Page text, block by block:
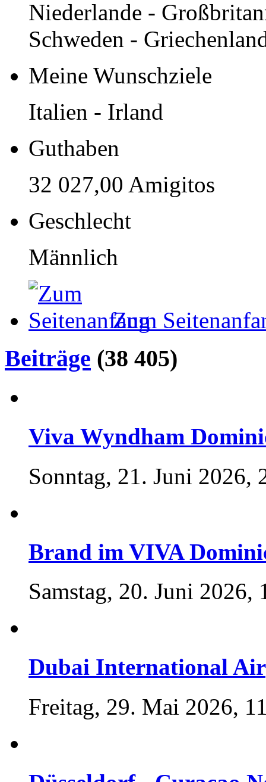
Niederlande -
Schweden -
Meine Wunschziele
Italien - Irland
Guthaben
32 027,00 Amigitos
Geschlecht
Männlich
Zum
Beiträge (38 405)
Viva Wyndham
Sonntag, 21. Juni 2026,
Brand im VIVA
Samstag, 20. Juni 2026,
Dubai International
Freitag, 29. Mai 2026,